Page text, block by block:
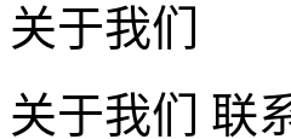
关于我们
关于我们 联